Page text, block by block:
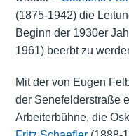
(1875-1942) die
Beginn der 1930er
1961) beerbt zu
Mit der von Eugen
der Senefelderstraße
Arbeiterbühne, die